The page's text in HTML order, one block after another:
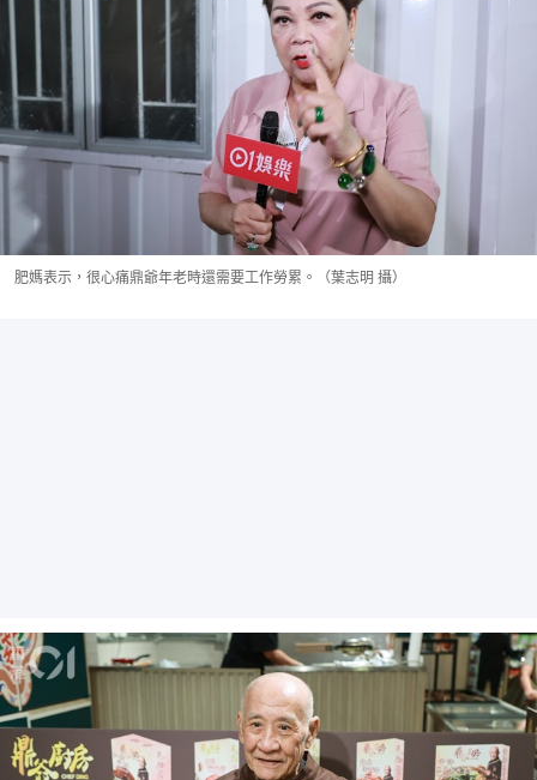
肥媽表示，很心痛鼎爺年老時還需要工作勞累。（葉志明 攝）